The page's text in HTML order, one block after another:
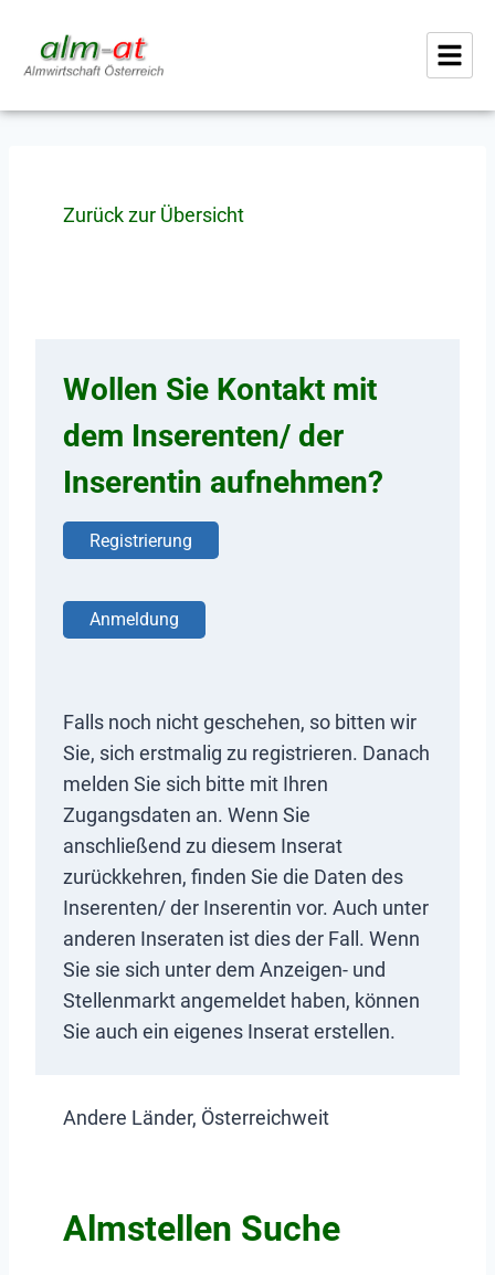
Zurück zur Übersicht
Wollen Sie Kontakt mit
dem Inserenten/ der
Inserentin aufnehmen?
Registrierung
Anmeldung
Falls noch nicht geschehen, so bitten wir
Sie, sich erstmalig zu registrieren. Danach
melden Sie sich bitte mit Ihren
Zugangsdaten an. Wenn Sie
anschließend zu diesem Inserat
zurückkehren, finden Sie die Daten des
Inserenten/ der Inserentin vor. Auch unter
anderen Inseraten ist dies der Fall. Wenn
Sie sie sich unter dem Anzeigen- und
Stellenmarkt angemeldet haben, können
Sie auch ein eigenes Inserat erstellen.
Andere Länder, Österreichweit
Almstellen Suche